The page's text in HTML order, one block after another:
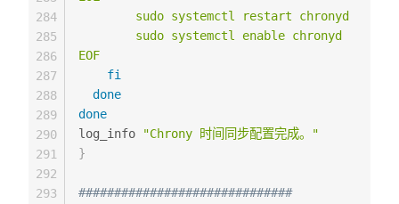
        sudo systemctl restart chronyd
        sudo systemctl enable chronyd
EOF
fi
done
done
log_info
"Chrony 时间同步配置完成。"
}
##############################
284
285
286
287
288
289
290
291
292
293